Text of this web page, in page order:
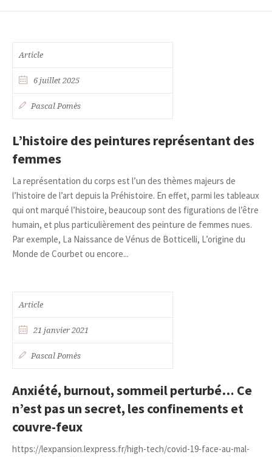
Article
6 juillet 2025
Pascal Pomès
L’histoire des peintures représentant des
femmes
La représentation du corps est l’un des thèmes majeurs de
l’histoire de l’art depuis la Préhistoire. En effet, parmi les tableaux
qui ont marqué l’histoire, beaucoup sont des figurations de l’être
humain, et plus particulièrement des peinture de femmes nues.
Par exemple, La Naissance de Vénus de Botticelli, L’origine du
Monde de Courbet ou encore...
Article
21 janvier 2021
Pascal Pomès
Anxiété, burnout, sommeil perturbé… Ce
n’est pas un secret, les confinements et
couvre-feux
https://lexpansion.lexpress.fr/high-tech/covid-19-face-au-mal-